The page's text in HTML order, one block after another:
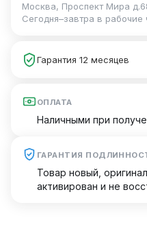
Москва, Проспект Мира
Сегодня–завтра в рабочие
Гарантия 12 месяцев
ОПЛАТА
Наличными при
ГАРАНТИЯ
Товар новый,
активирован и не